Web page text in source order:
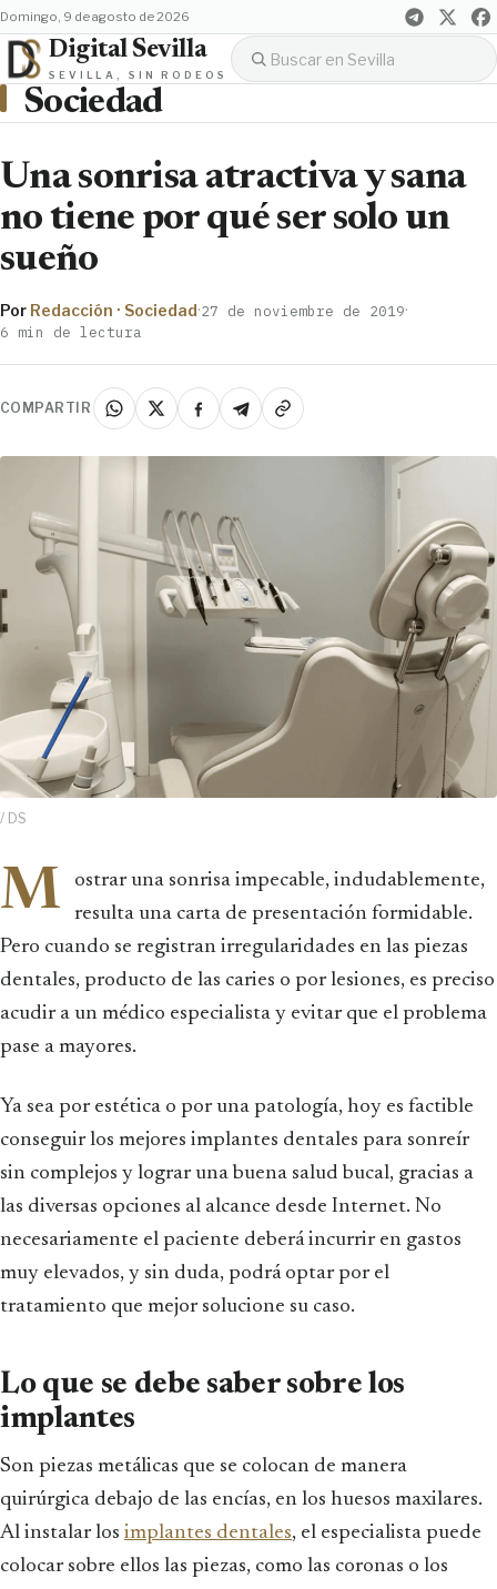
domingo, 9 de agosto de 2026
Digital Sevilla
SEVILLA, SIN RODEOS
Sociedad
Una sonrisa atractiva y sana
no tiene por qué ser solo un
sueño
Por Redacción · Sociedad·27 de noviembre de 2019·
6 min de lectura
COMPARTIR
/ DS
M
ostrar una sonrisa impecable, indudablemente,
resulta una carta de presentación formidable.
Pero cuando se registran irregularidades en las piezas
dentales, producto de las caries o por lesiones, es preciso
acudir a un médico especialista y evitar que el problema
pase a mayores.
Ya sea por estética o por una patología, hoy es factible
conseguir los mejores implantes dentales para sonreír
sin complejos y lograr una buena salud bucal, gracias a
las diversas opciones al alcance desde Internet. No
necesariamente el paciente deberá incurrir en gastos
muy elevados, y sin duda, podrá optar por el
tratamiento que mejor solucione su caso.
Lo que se debe saber sobre los
implantes
Son piezas metálicas que se colocan de manera
quirúrgica debajo de las encías, en los huesos maxilares.
Al instalar los implantes dentales, el especialista puede
colocar sobre ellos las piezas, como las coronas o los